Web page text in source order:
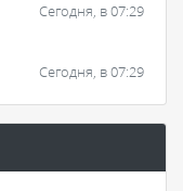
Сегодня, в 07:29
Сегодня, в 07:29